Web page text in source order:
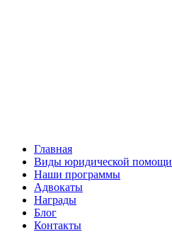
Главная
Виды юридической помощи
Наши программы
Адвокаты
Награды
Блог
Контакты